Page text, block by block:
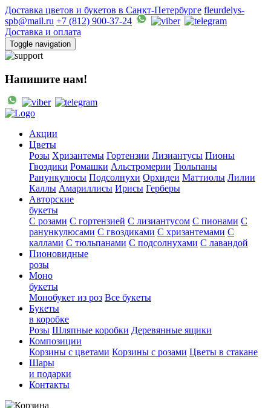
Доставка цветов и букетов в Санкт-Петербурге fleurdelys-
spb@mail.ru +7 (812) 900-37-24
Доставка и оплата
Toggle navigation
Напишите нам!
Акции
Цветы
Розы Хризантемы Гортензии Лизиантусы Пионы
Гвоздики Ромашки Альстромерии Тюльпаны
Ранункулюсы Подсолнухи Орхидеи Маттиолы Лилии
Каллы Амариллисы Ирисы Герберы
Авторские
букеты
С розами С гортензией С лизиантусом С пионами С
ранункулюсами С гвоздиками С хризантемами С
каллами С тюльпанами С подсолнухами С лавандой
Пионовидные
розы
Моно
букеты
Монобукет из роз Все букеты
Букеты
в коробке
Розы Шляпные коробки Деревянные ящики
Композиции
Корзины с цветами Корзины с розами Цветы в стакане
Шары
и подарки
Контакты